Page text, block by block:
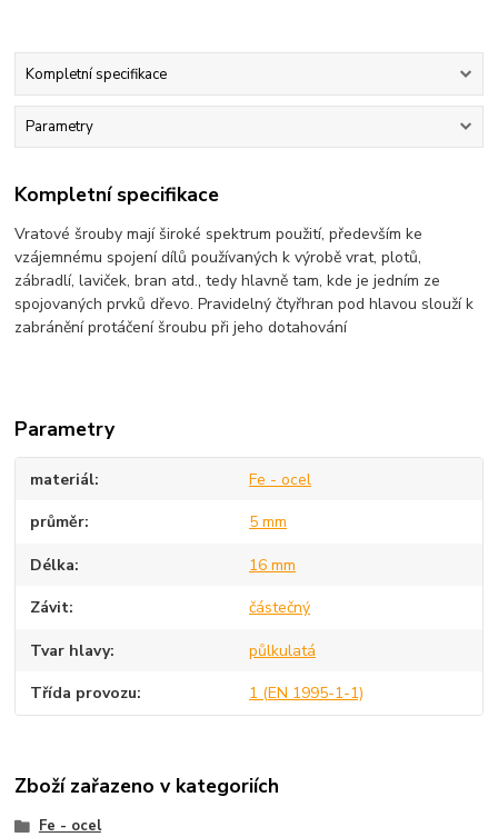
Kompletní specifikace
Parametry
Kompletní specifikace
Vratové šrouby mají široké spektrum použití, především ke
vzájemnému spojení dílů používaných k výrobě vrat, plotů,
zábradlí, laviček, bran atd., tedy hlavně tam, kde je jedním ze
spojovaných prvků dřevo. Pravidelný čtyřhran pod hlavou slouží k
zabránění protáčení šroubu při jeho dotahování
Parametry
materiál Fe - ocel
průměr 5 mm
Délka 16 mm
Závit částečný
Tvar hlavy půlkulatá
Třída provozu 1 (EN 1995-1-1)
Zboží zařazeno v kategoriích
Fe - ocel